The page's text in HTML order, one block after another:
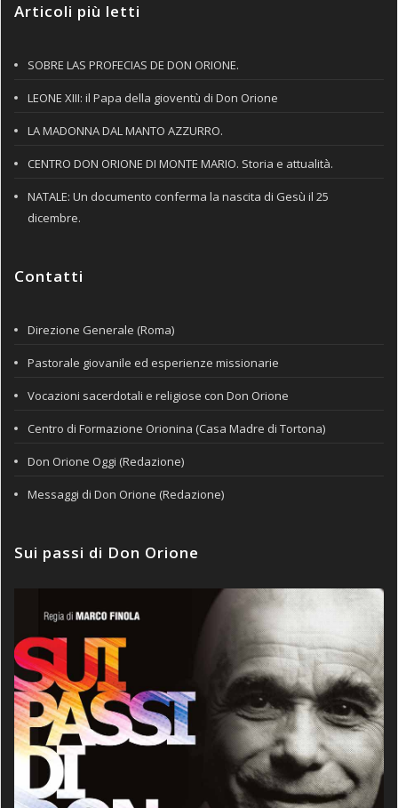
Articoli più letti
SOBRE LAS PROFECIAS DE DON ORIONE.
LEONE XIII: il Papa della gioventù di Don Orione
LA MADONNA DAL MANTO AZZURRO.
CENTRO DON ORIONE DI MONTE MARIO. Storia e attualità.
NATALE: Un documento conferma la nascita di Gesù il 25
dicembre.
Contatti
Direzione Generale (Roma)
Pastorale giovanile ed esperienze missionarie
Vocazioni sacerdotali e religiose con Don Orione
Centro di Formazione Orionina (Casa Madre di Tortona)
Don Orione Oggi (Redazione)
Messaggi di Don Orione (Redazione)
Sui passi di Don Orione